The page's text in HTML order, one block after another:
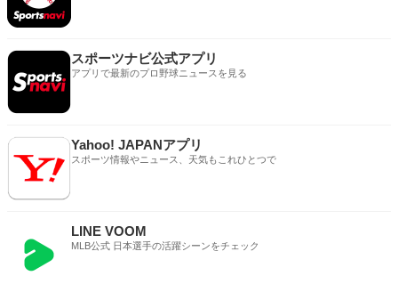
スポーツナビ公式アプリ
アプリで最新のプロ野球ニュースを見る
Yahoo! JAPANアプリ
スポーツ情報やニュース、天気もこれひとつで
LINE VOOM
MLB公式 日本選手の活躍シーンをチェック